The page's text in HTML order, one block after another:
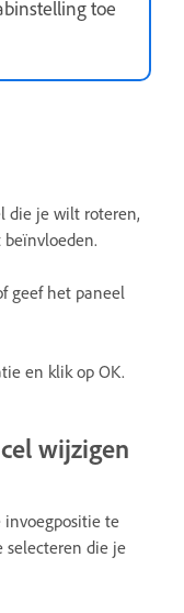
toe
die je wilt roteren,
geef het paneel
en klik op OK.
wijzigen
invoegpositie te
selecteren die je